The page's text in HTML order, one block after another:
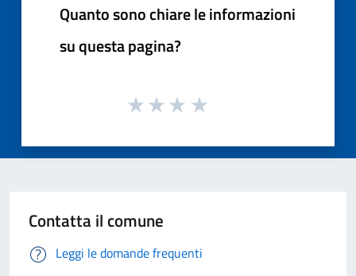
Quanto sono chiare le informazioni
su questa pagina?
Contatta il comune
Leggi le domande frequenti